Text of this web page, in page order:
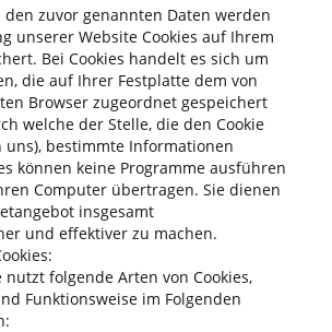
den zuvor genannten Daten werden
unserer Website Cookies auf Ihrem
Bei Cookies handelt es sich um
die auf Ihrer Festplatte dem von
Browser zugeordnet gespeichert
welche der Stelle, die den Cookie
bestimmte Informationen
können keine Programme ausführen
Computer übertragen. Sie dienen
insgesamt
und effektiver zu machen.
nutzt folgende Arten von Cookies,
Funktionsweise im Folgenden